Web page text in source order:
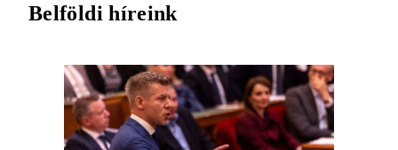
Belföldi híreink